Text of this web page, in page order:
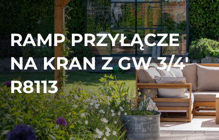
RAMP PRZYŁĄCZE
NA KRAN Z GW 3/4′
R8113